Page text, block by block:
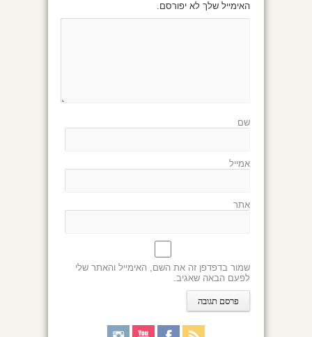
האימייל שלך לא יפורסם.
שם
אמייל
אתר
שמור בדפדפן זה את השם, האימייל והאתר שלי
לפעם הבאה שאגיב.